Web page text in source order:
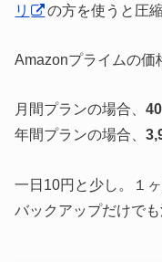
リ
の方を使うと圧
Amazonプライムの価
月間プランの場合、
年間プランの場合、
一日10円と少し。１
バックアップだけでも